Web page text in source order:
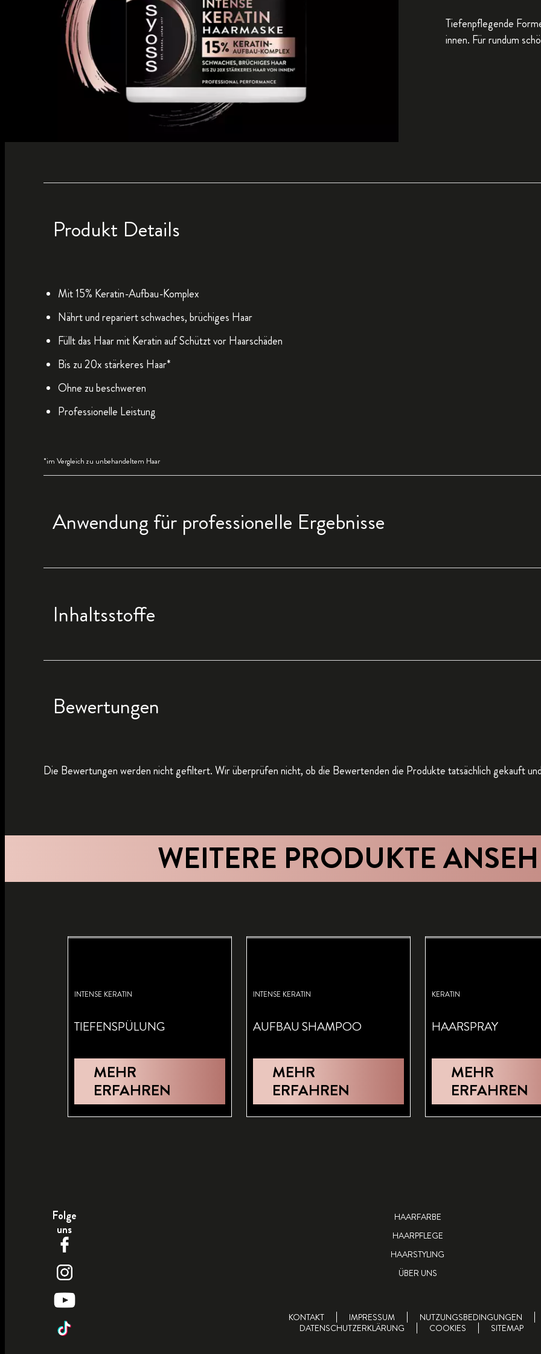
Tiefenpflegende
innen. Für rundum
Produkt Details
Mit 15% Keratin-Aufbau-Komplex
Nährt und repariert schwaches, brüchiges Haar
Füllt das Haar mit Keratin auf Schützt vor Haarschäden
Bis zu 20x stärkeres Haar*
Ohne zu beschweren
Professionelle Leistung
*im Vergleich zu unbehandeltem Haar
Anwendung für professionelle Ergebnisse
Inhaltsstoffe
Bewertungen
Die Bewertungen werden nicht gefiltert. Wir überprüfen nicht, ob die Bewertenden die Produkte tatsächlich gekauft
WEITERE PRODUKTE
INTENSE KERATIN
TIEFENSPÜLUNG
MEHR
ERFAHREN
INTENSE KERATIN
AUFBAU SHAMPOO
MEHR
ERFAHREN
KERATIN
HAARSPRAY
MEHR
ERFAHREN
Folge
uns
HAARFARBE
HAARPFLEGE
HAARSTYLING
ÜBER UNS
KONTAKT IMPRESSUM
NUTZUNGSBEDINGUNGEN
DATENSCHUTZERKLÄRUNG
COOKIES SITEMAP